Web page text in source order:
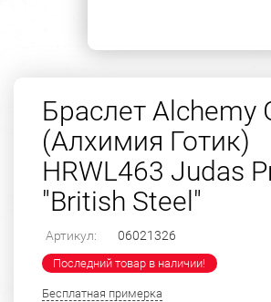
Браслет Alchemy
(Алхимия Готик)
HRWL463 Judas
"British Steel"
Артикул: 06021326
Последний товар в наличии!
Бесплатная примерка